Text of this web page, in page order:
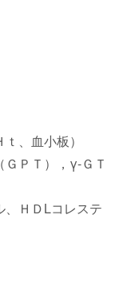
、血小板）
ＰＴ），γ-ＧＴ
、ＨＤLコレステ